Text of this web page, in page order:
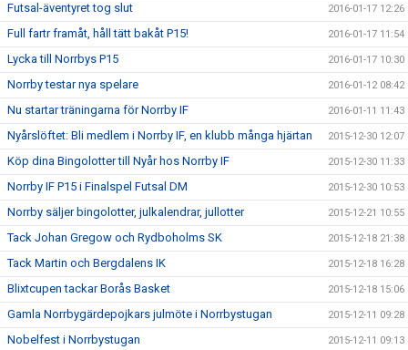
Futsal-äventyret tog slut 2016-01-17 12:26
Full fartr framåt, håll tätt bakåt P15! 2016-01-17 11:54
Lycka till Norrbys P15 2016-01-17 10:30
Norrby testar nya spelare 2016-01-12 08:42
Nu startar träningarna för Norrby IF 2016-01-11 11:43
Nyårslöftet: Bli medlem i Norrby IF, en klubb många hjärtan 2015-12-30 12:07
Köp dina Bingolotter till Nyår hos Norrby IF 2015-12-30 11:33
Norrby IF P15 i Finalspel Futsal DM 2015-12-30 10:53
Norrby säljer bingolotter, julkalendrar, jullotter 2015-12-21 10:55
Tack Johan Gregow och Rydboholms SK 2015-12-18 21:38
Tack Martin och Bergdalens IK 2015-12-18 16:28
Blixtcupen tackar Borås Basket 2015-12-18 15:06
Gamla Norrbygärdepojkars julmöte i Norrbystugan 2015-12-11 09:28
Nobelfest i Norrbystugan 2015-12-11 09:13